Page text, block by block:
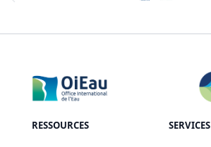
RESSOURCES SERVICES